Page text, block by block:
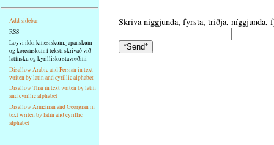
strana
Add sidebar
RSS
Loyvi ikki kinesiskum, japanskum
og koreanskum í teksti skrivað við
latínsku og kyrillisku stavrøðini
Disallow Arabic and Persian in text
writen by latin and cyrillic alphabet
Disallow Thai in text writen by latin
and cyrillic alphabet
Disallow Armenian and Georgian in
text writen by latin and cyrillic
alphabet
Skriva níggjunda, fyrsta, triðja,